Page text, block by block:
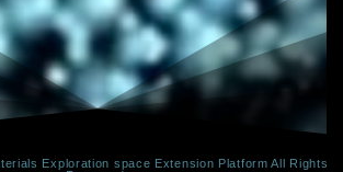
Exploration space Extension Platform All Rights